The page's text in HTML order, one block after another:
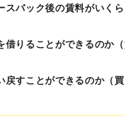
スバック後の賃料がいく
借りることができるのか
戻すことができるのか（